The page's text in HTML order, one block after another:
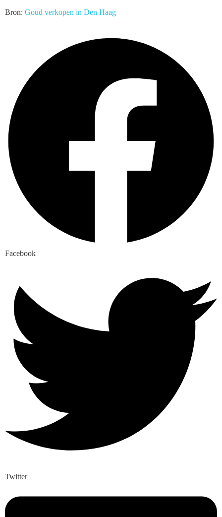
Bron: Goud verkopen in Den Haag
Facebook
Twitter